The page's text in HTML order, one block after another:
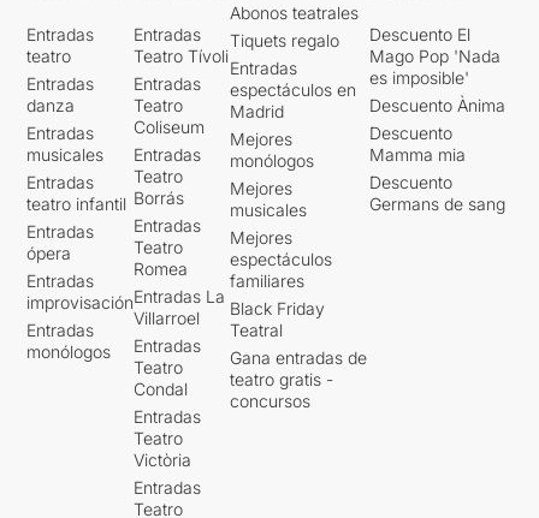
Entradas
teatro
Entradas
danza
Entradas
musicales
Entradas
teatro infantil
Entradas
ópera
Entradas
improvisación
Entradas
monólogos
Entradas
Teatro Tívoli
Entradas
Teatro
Coliseum
Entradas
Teatro
Borrás
Entradas
Teatro
Romea
Entradas La
Villarroel
Entradas
Teatro
Condal
Entradas
Teatro
Victòria
Entradas
Teatro
Abonos teatrales
Tiquets regalo
Entradas
espectáculos en
Madrid
Mejores
monólogos
Mejores
musicales
Mejores
espectáculos
familiares
Black Friday
Teatral
Gana entradas de
teatro gratis -
concursos
Descuento El
Mago Pop 'Nada
es imposible'
Descuento Ànima
Descuento
Mamma mia
Descuento
Germans de sang